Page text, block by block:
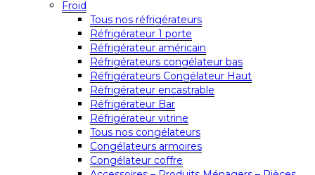
Froid
Tous nos réfrigérateurs
Réfrigérateur 1 porte
Réfrigérateur américain
Réfrigérateurs congélateur bas
Réfrigérateurs Congélateur Haut
Réfrigérateur encastrable
Réfrigérateur Bar
Réfrigérateur vitrine
Tous nos congélateurs
Congélateurs armoires
Congélateur coffre